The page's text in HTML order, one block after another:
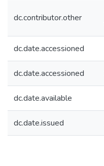
dc.contributor.other
dc.date.accessioned
dc.date.accessioned
dc.date.available
dc.date.issued